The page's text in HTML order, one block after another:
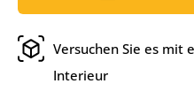
Versuchen Sie es mit
Interieur